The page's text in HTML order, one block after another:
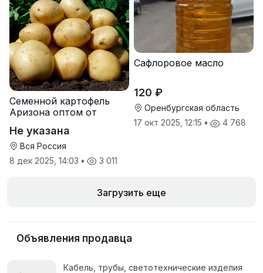
Семенной картофель
Аризона оптом от
Не указана
Вся Россия
8 дек 2025, 14:03 • 3 011
Сафлоровое масло
120 ₽
Оренбургская область
17 окт 2025, 12:15 • 4 768
Загрузить еще
Объявления продавца
Кабель, трубы, светотехнические изделия